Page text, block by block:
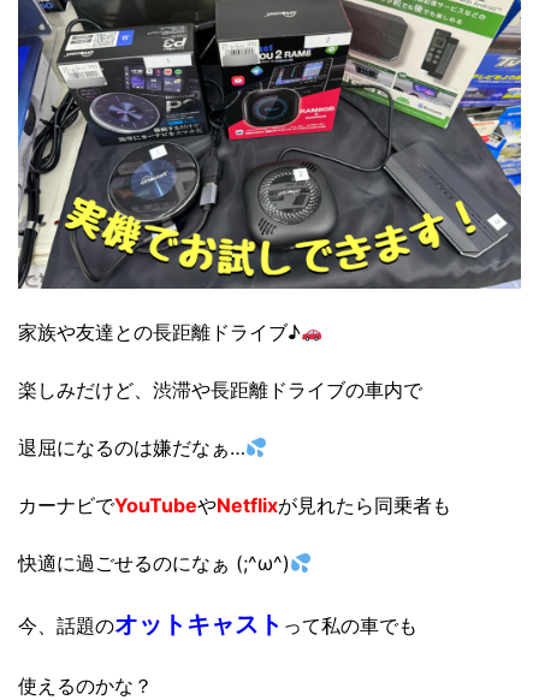
家族や友達との長距離ドライブ♪
楽しみだけど、渋滞や長距離ドライブの車内で
退屈になるのは嫌だなぁ…
カーナビでYouTubeやNetflixが見れたら同乗者も
快適に過ごせるのになぁ (;^ω^)
今、話題のオットキャスト って私の車でも
使えるのかな？